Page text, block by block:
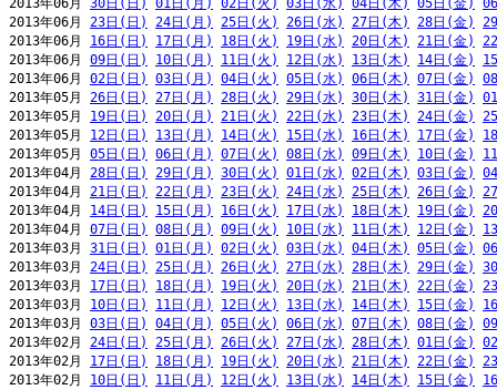
2013年06月 30日(日) 01日(月) 02日(火) 03日(水) 04日(木) 05日(金)
2013年06月 23日(日) 24日(月) 25日(火) 26日(水) 27日(木) 28日(金)
2013年06月 16日(日) 17日(月) 18日(火) 19日(水) 20日(木) 21日(金)
2013年06月 09日(日) 10日(月) 11日(火) 12日(水) 13日(木) 14日(金)
2013年06月 02日(日) 03日(月) 04日(火) 05日(水) 06日(木) 07日(金)
2013年05月 26日(日) 27日(月) 28日(火) 29日(水) 30日(木) 31日(金)
2013年05月 19日(日) 20日(月) 21日(火) 22日(水) 23日(木) 24日(金)
2013年05月 12日(日) 13日(月) 14日(火) 15日(水) 16日(木) 17日(金)
2013年05月 05日(日) 06日(月) 07日(火) 08日(水) 09日(木) 10日(金)
2013年04月 28日(日) 29日(月) 30日(火) 01日(水) 02日(木) 03日(金)
2013年04月 21日(日) 22日(月) 23日(火) 24日(水) 25日(木) 26日(金)
2013年04月 14日(日) 15日(月) 16日(火) 17日(水) 18日(木) 19日(金)
2013年04月 07日(日) 08日(月) 09日(火) 10日(水) 11日(木) 12日(金)
2013年03月 31日(日) 01日(月) 02日(火) 03日(水) 04日(木) 05日(金)
2013年03月 24日(日) 25日(月) 26日(火) 27日(水) 28日(木) 29日(金)
2013年03月 17日(日) 18日(月) 19日(火) 20日(水) 21日(木) 22日(金)
2013年03月 10日(日) 11日(月) 12日(火) 13日(水) 14日(木) 15日(金)
2013年03月 03日(日) 04日(月) 05日(火) 06日(水) 07日(木) 08日(金)
2013年02月 24日(日) 25日(月) 26日(火) 27日(水) 28日(木) 01日(金)
2013年02月 17日(日) 18日(月) 19日(火) 20日(水) 21日(木) 22日(金)
2013年02月 10日(日) 11日(月) 12日(火) 13日(水) 14日(木) 15日(金)